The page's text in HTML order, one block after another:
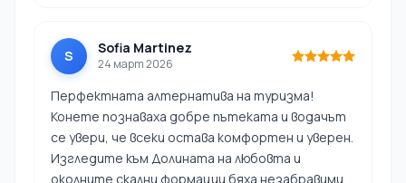
S Sofia Martinez
24 март 2026
Перфектната алтернатива на туризма!
Конете познаваха добре пътеката и водачът
се увери, че всеки остава комфортен и уверен.
Изгледите към Долината на любовта и
околните скални формации бяха незабравими.